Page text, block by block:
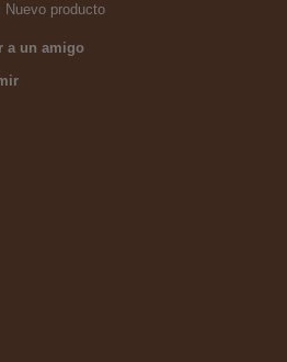
Nuevo producto
a un amigo